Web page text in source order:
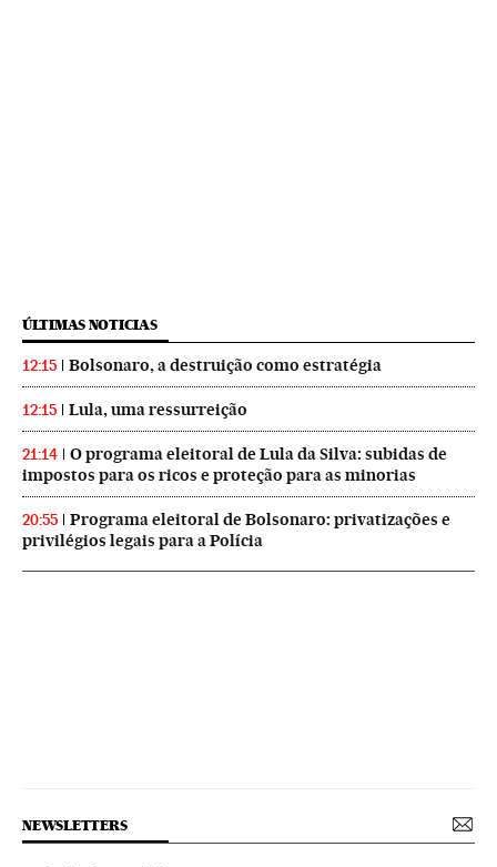
ÚLTIMAS NOTICIAS
12:15 Bolsonaro, a destruição como estratégia
12:15 Lula, uma ressurreição
21:14
O programa eleitoral de Lula da Silva: subidas de
impostos para os ricos e proteção para as minorias
20:55
Programa eleitoral de Bolsonaro: privatizações e
privilégios legais para a Polícia
NEWSLETTERS